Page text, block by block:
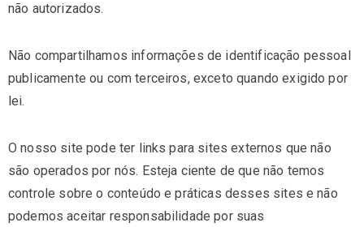
não autorizados.
Não compartilhamos informações de identificação pessoal
publicamente ou com terceiros, exceto quando exigido por
lei.
O nosso site pode ter links para sites externos que não
são operados por nós. Esteja ciente de que não temos
controle sobre o conteúdo e práticas desses sites e não
podemos aceitar responsabilidade por suas